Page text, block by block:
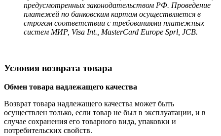
предусмотренных законодательством РФ. Проведение
платежей по банковским картам осуществляется в
строгом соответствии с требованиями платежных
систем МИР, Visa Int., MasterCard Europe Sprl, JCB.
Условия возврата товара
Обмен товара надлежащего качества
Возврат товара надлежащего качества может быть
осуществлен только, если товар не был в эксплуатации, и в
случае сохранения его товарного вида, упаковки и
потребительских свойств.